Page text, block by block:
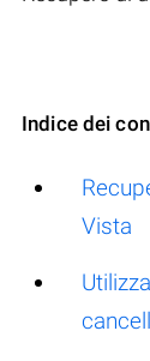
Indice dei
Vista